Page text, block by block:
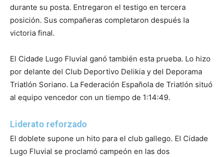
durante su posta. Entregaron el testigo en tercera
posición. Sus compañeras completaron después la
victoria final.
El Cidade Lugo Fluvial ganó también esta prueba. Lo hizo
por delante del Club Deportivo Delikia y del Deporama
Triatlón Soriano. La Federación Española de Triatlón situó
al equipo vencedor con un tiempo de 1:14:49.
Liderato reforzado
El doblete supone un hito para el club gallego. El Cidade
Lugo Fluvial se proclamó campeón en las dos